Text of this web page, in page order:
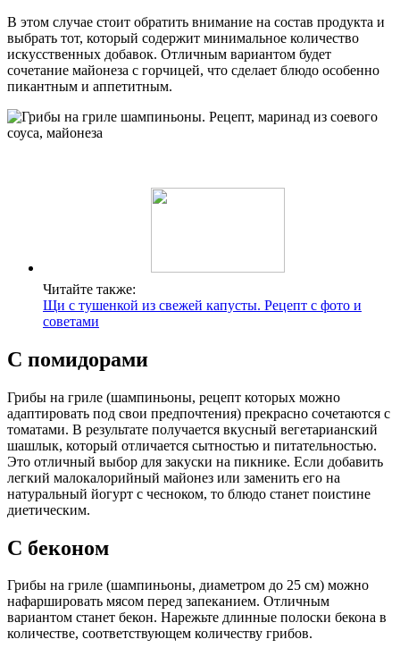
В этом случае стоит обратить внимание на состав продукта и
выбрать тот, который содержит минимальное количество
искусственных добавок. Отличным вариантом будет
сочетание майонеза с горчицей, что сделает блюдо особенно
пикантным и аппетитным.
Читайте также:
Щи с тушенкой из свежей капусты. Рецепт с фото и
советами
С помидорами
Грибы на гриле (шампиньоны, рецепт которых можно
адаптировать под свои предпочтения) прекрасно сочетаются с
томатами. В результате получается вкусный вегетарианский
шашлык, который отличается сытностью и питательностью.
Это отличный выбор для закуски на пикнике. Если добавить
легкий малокалорийный майонез или заменить его на
натуральный йогурт с чесноком, то блюдо станет поистине
диетическим.
С беконом
Грибы на гриле (шампиньоны, диаметром до 25 см) можно
нафаршировать мясом перед запеканием. Отличным
вариантом станет бекон. Нарежьте длинные полоски бекона в
количестве, соответствующем количеству грибов.